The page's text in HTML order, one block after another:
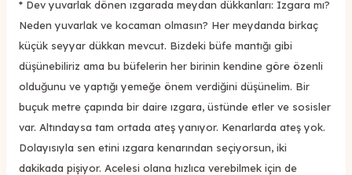
* Dev yuvarlak dönen ızgarada meydan dükkanları: Izgara mı?
Neden yuvarlak ve kocaman olmasın? Her meydanda birkaç
küçük seyyar dükkan mevcut. Bizdeki büfe mantığı gibi
düşünebiliriz ama bu büfelerin her birinin kendine göre özenli
olduğunu ve yaptığı yemeğe önem verdiğini düşünelim. Bir
buçuk metre çapında bir daire ızgara, üstünde etler ve sosisler
var. Altındaysa tam ortada ateş yanıyor. Kenarlarda ateş yok.
Dolayısıyla sen etini ızgara kenarından seçiyorsun, iki
dakikada pişiyor. Acelesi olana hızlıca verebilmek için de